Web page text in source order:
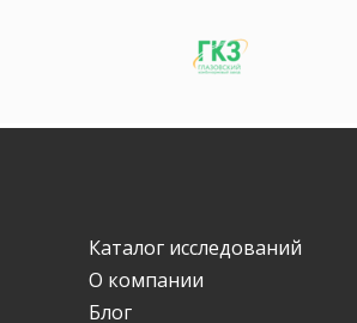
Каталог исследований
О компании
Блог